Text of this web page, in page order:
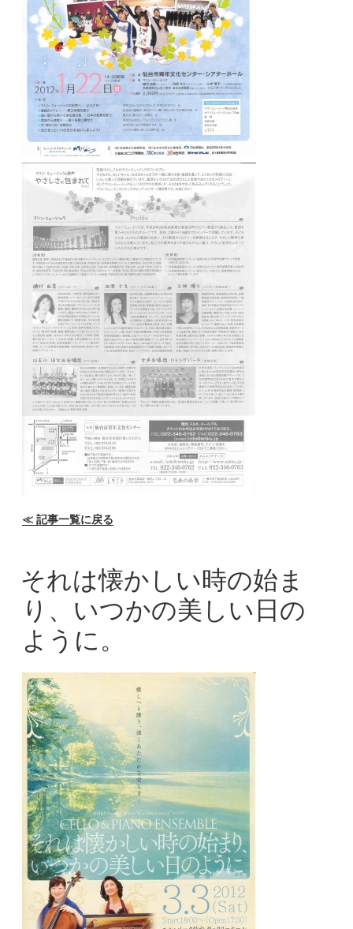
≪ 記事一覧に戻る
それは懐かしい時の始ま
り、いつかの美しい日の
ように。